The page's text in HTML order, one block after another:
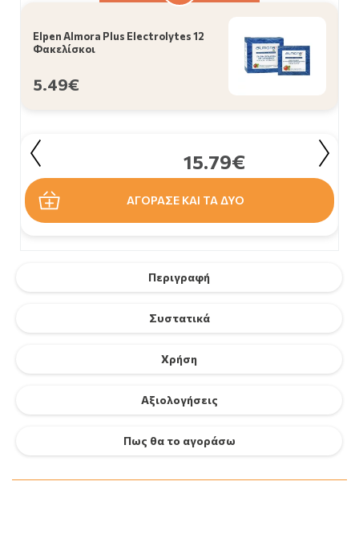
Περιγραφή
Συστατικά
Χρήση
Αξιολογήσεις
Πως θα το αγοράσω
Elpen Almora Plus Electrolytes 12
Φακελίσκοι
5.49€
15.79€
ΑΓΟΡΑΣΕ ΚΑΙ ΤΑ ΔΥΟ